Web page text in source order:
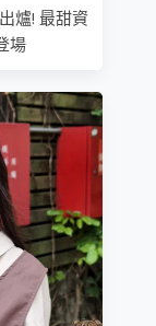
爐! 最甜資
場